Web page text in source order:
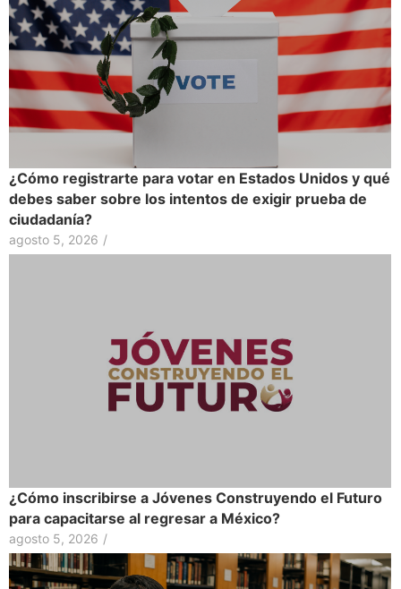
¿Cómo registrarte para votar en Estados Unidos y qué
debes saber sobre los intentos de exigir prueba de
ciudadanía?
agosto 5, 2026 /
¿Cómo inscribirse a Jóvenes Construyendo el Futuro
para capacitarse al regresar a México?
agosto 5, 2026 /